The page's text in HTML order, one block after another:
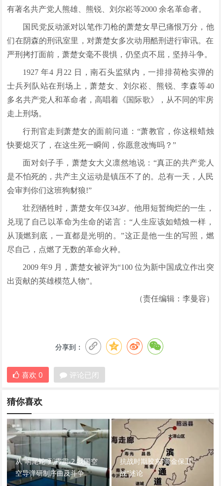
有著名共产党人熊雄、熊锐、刘尔崧等2000 余名革命者。
国民党反动派对以笔作刀枪的萧楚女早已痛恨万分，他
们在阴森的刑讯室里，对萧楚女多次动用酷刑进行审讯。在
严刑拷打面前，萧楚女毫不畏惧，仍坚贞不屈，坚持斗争。
1927 年4 月22 日，南石头监狱内，一排排荷枪实弹的
士兵列队站在刑场上，萧楚女、刘尔崧、熊锐、李森等40
多名共产党人和革命者，高唱着《国际歌》，从不同的牢房
走上刑场。
行刑官走到萧楚女的面前问道：“萧教官，你这根蜡烛
快要熄灭了，在这生死一瞬间，你愿意改悔吗？”
面对刽子手，萧楚女大义凛然地说：“真正的共产党人
是不怕死的，共产主义运动是镇压不了的。总有一天，人民
会审判你们这班狗豺狼!”
壮烈牺牲时，萧楚女年仅34岁。他用短暂绚烂的一生，
兑现了自己以革命为生命的诺言：“人生应该如蜡烛一样，
从顶燃到底，一直都是光明的。”这正是他一生的写照，燃
尽自己，点燃了无数的革命火种。
2009 年9 月，萧楚女被评为“100 位为新中国成立作出突
出贡献的英雄模范人物”。
（责任编辑：李曼容）
分享到：
喜欢 0 评论已闭
猜你喜欢
从“响尾蛇”到霹雳-2 我国空
空导弹研制序曲及斗争
抗战时期胶东“黄金保卫
战”述论